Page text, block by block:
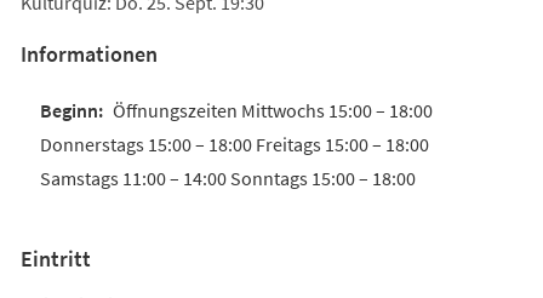
Informationen
Öffnungszeiten Mittwochs 15:00 – 18:00
Donnerstags 15:00 – 18:00 Freitags 15:00 – 18:00
Samstags 11:00 – 14:00 Sonntags 15:00 – 18:00
Eintritt